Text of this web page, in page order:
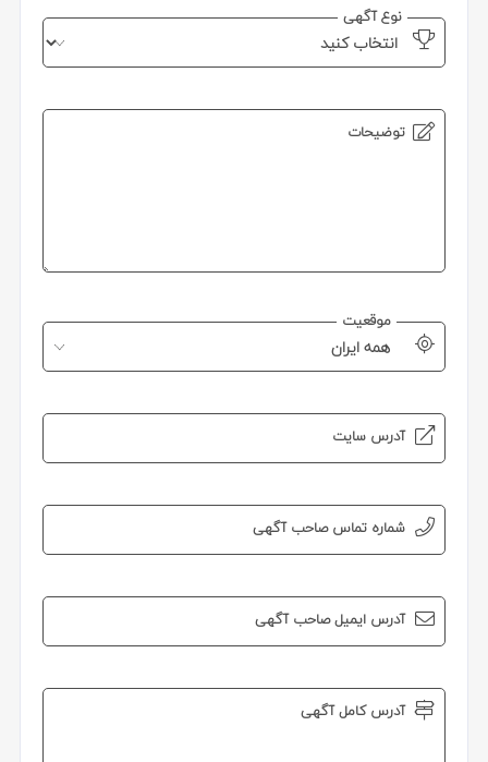
نوع آگهی
توضیحات
همه ایران
موقعیت
آدرس سایت
شماره تماس صاحب آگهی
آدرس ایمیل صاحب آگهی
آدرس کامل آگهی